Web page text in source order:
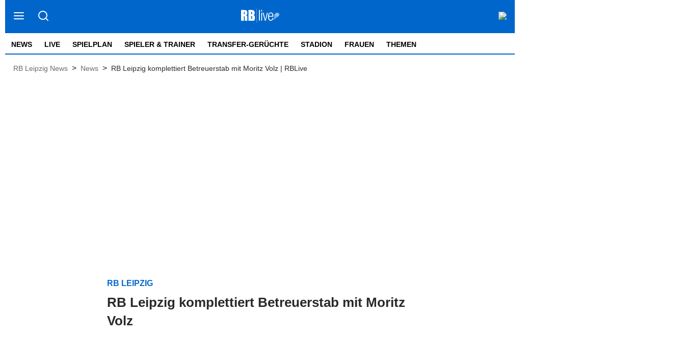
NEWS LIVE SPIELPLAN SPIELER & TRAINER TRANSFER-GERÜCHTE STADION FRAUEN THEMEN
RB Leipzig News > News > RB Leipzig komplettiert Betreuerstab mit Moritz Volz | RBLive
RB LEIPZIG
RB Leipzig komplettiert Betreuerstab mit Moritz
Volz